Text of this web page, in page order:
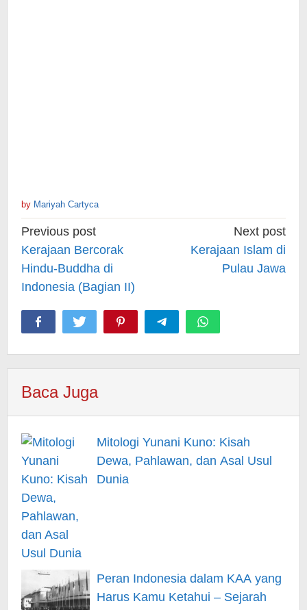
by Mariyah Cartyca
Post
navigation
Previous post
Kerajaan Bercorak
Hindu-Buddha di
Indonesia (Bagian II)
Next post
Kerajaan Islam di
Pulau Jawa
Baca Juga
Mitologi Yunani Kuno: Kisah
Dewa, Pahlawan, dan Asal Usul
Dunia
Peran Indonesia dalam KAA yang
Harus Kamu Ketahui – Sejarah